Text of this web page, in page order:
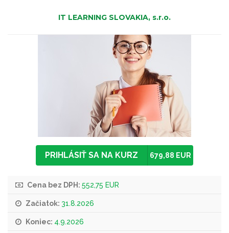
IT LEARNING SLOVAKIA, s.r.o.
PRIHLÁSIŤ SA NA KURZ 679,88 EUR
Cena bez DPH: 552,75 EUR
Začiatok: 31.8.2026
Koniec: 4.9.2026